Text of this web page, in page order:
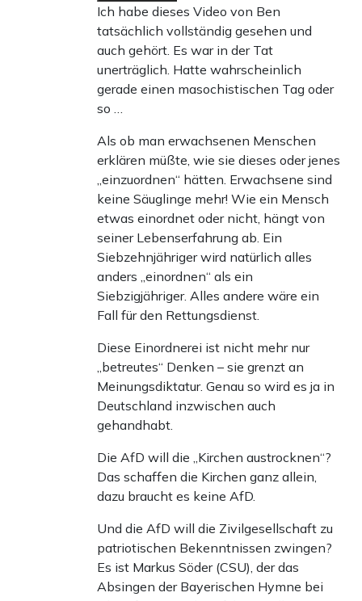
Ich habe dieses Video von Ben
tatsächlich vollständig gesehen und
auch gehört. Es war in der Tat
unerträglich. Hatte wahrscheinlich
gerade einen masochistischen Tag oder
so …
Als ob man erwachsenen Menschen
erklären müßte, wie sie dieses oder jenes
„einzuordnen“ hätten. Erwachsene sind
keine Säuglinge mehr! Wie ein Mensch
etwas einordnet oder nicht, hängt von
seiner Lebenserfahrung ab. Ein
Siebzehnjähriger wird natürlich alles
anders „einordnen“ als ein
Siebzigjähriger. Alles andere wäre ein
Fall für den Rettungsdienst.
Diese Einordnerei ist nicht mehr nur
„betreutes“ Denken – sie grenzt an
Meinungsdiktatur. Genau so wird es ja in
Deutschland inzwischen auch
gehandhabt.
Die AfD will die „Kirchen austrocknen“?
Das schaffen die Kirchen ganz allein,
dazu braucht es keine AfD.
Und die AfD will die Zivilgesellschaft zu
patriotischen Bekenntnissen zwingen?
Es ist Markus Söder (CSU), der das
Absingen der Bayerischen Hymne bei